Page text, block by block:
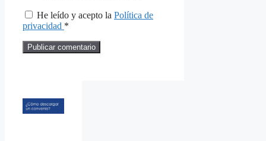
He leído y acepto la Política de
privacidad *